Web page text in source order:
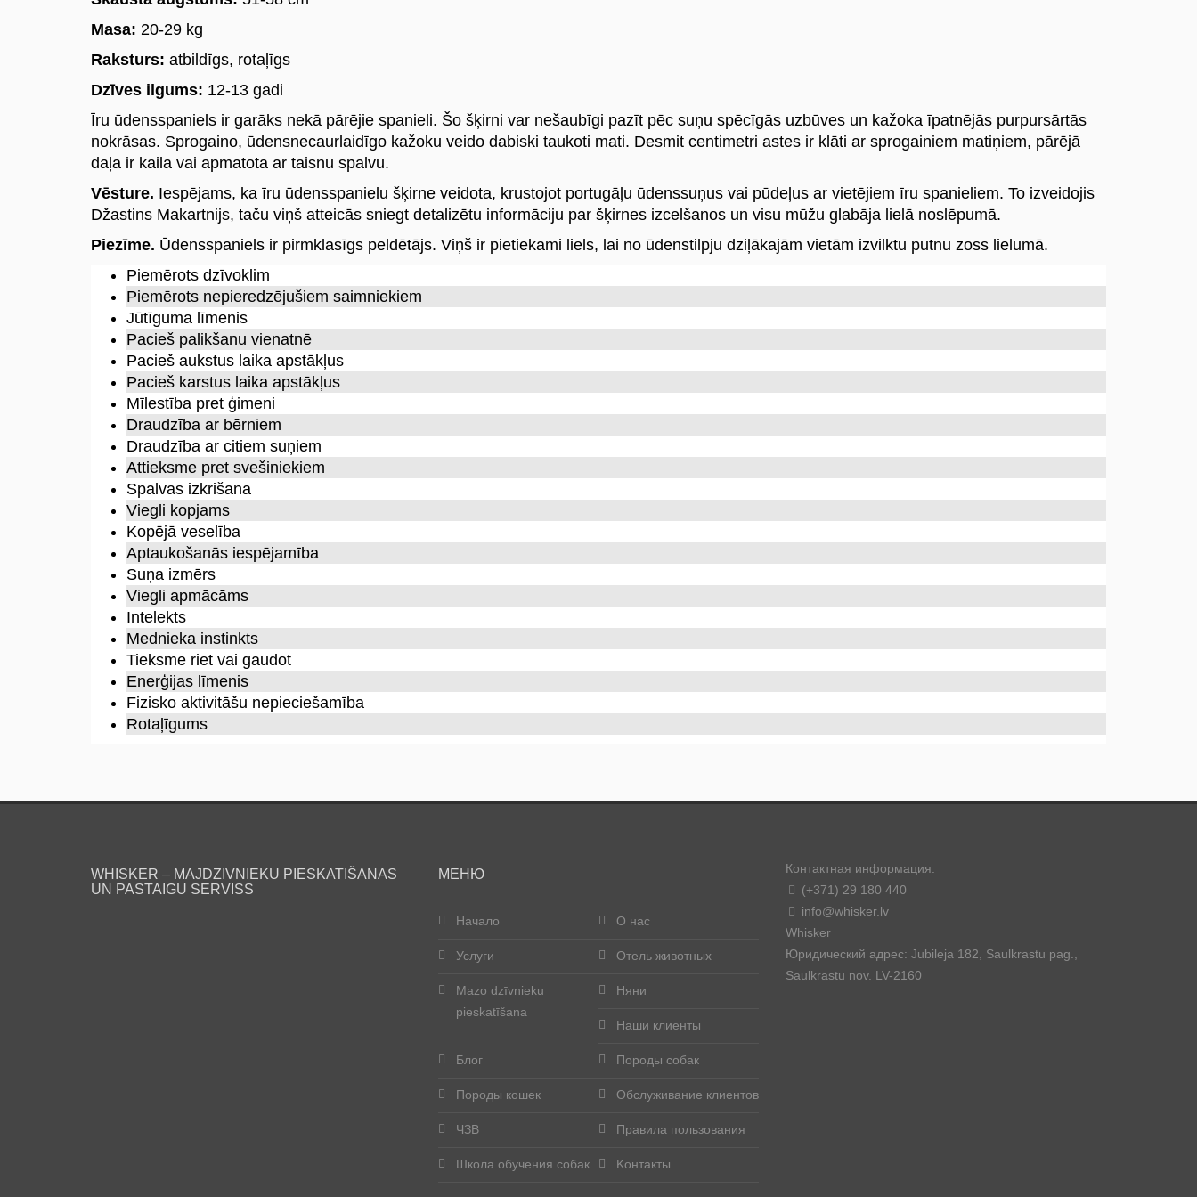
Masa: 20-29 kg
Raksturs: atbildīgs, rotaļīgs
Dzīves ilgums: 12-13 gadi
Īru ūdensspaniels ir garāks nekā pārējie spanieli. Šo šķirni var nešaubīgi pazīt pēc suņu spēcīgās uzbūves un kažoka īpatnējās purpursārtās
nokrāsas. Sprogaino, ūdensnecaurlaidīgo kažoku veido dabiski taukoti mati. Desmit centimetri astes ir klāti ar sprogainiem matiņiem, pārējā
daļa ir kaila vai apmatota ar taisnu spalvu.
Vēsture. Iespējams, ka īru ūdensspanielu šķirne veidota, krustojot portugāļu ūdenssuņus vai pūdeļus ar vietējiem īru spanieliem. To izveidojis
Džastins Makartnijs, taču viņš atteicās sniegt detalizētu informāciju par šķirnes izcelšanos un visu mūžu glabāja lielā noslēpumā.
Piezīme. Ūdensspaniels ir pirmklasīgs peldētājs. Viņš ir pietiekami liels, lai no ūdenstilpju dziļākajām vietām izvilktu putnu zoss lielumā.
Piemērots dzīvoklim
Piemērots nepieredzējušiem saimniekiem
Jūtīguma līmenis
Pacieš palikšanu vienatnē
Pacieš aukstus laika apstākļus
Pacieš karstus laika apstākļus
Mīlestība pret ģimeni
Draudzība ar bērniem
Draudzība ar citiem suņiem
Attieksme pret svešiniekiem
Spalvas izkrišana
Viegli kopjams
Kopējā veselība
Aptaukošanās iespējamība
Suņa izmērs
Viegli apmācāms
Intelekts
Mednieka instinkts
Tieksme riet vai gaudot
Enerģijas līmenis
Fizisko aktivitāšu nepieciešamība
Rotaļīgums
WHISKER – MĀJDZĪVNIEKU PIESKATĪŠANAS
UN PASTAIGU SERVISS
МЕНЮ
Начало О нас
Услуги Отель животных
Mazo dzīvnieku
pieskatīšana
Няни
Наши клиенты
Блог Породы собак
Породы кошек Обслуживание клиентов
ЧЗВ Правила пользования
Школа обучения собак Kонтакты
Контактная информация:
(+371) 29 180 440
info@whisker.lv
Whisker
Юридический адрес: Jubileja 182, Saulkrastu pag.,
Saulkrastu nov. LV-2160